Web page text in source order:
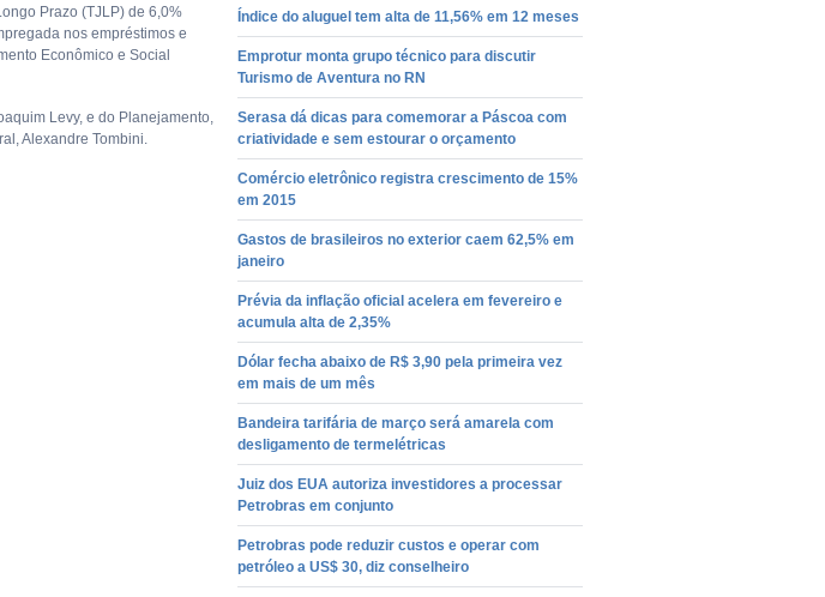
Índice do aluguel tem alta de 11,56% em 12 meses
Emprotur monta grupo técnico para discutir
Turismo de Aventura no RN
Serasa dá dicas para comemorar a Páscoa com
criatividade e sem estourar o orçamento
Comércio eletrônico registra crescimento de 15%
em 2015
Gastos de brasileiros no exterior caem 62,5% em
janeiro
Prévia da inflação oficial acelera em fevereiro e
acumula alta de 2,35%
Dólar fecha abaixo de R$ 3,90 pela primeira vez
em mais de um mês
Bandeira tarifária de março será amarela com
desligamento de termelétricas
Juiz dos EUA autoriza investidores a processar
Petrobras em conjunto
Petrobras pode reduzir custos e operar com
petróleo a US$ 30, diz conselheiro
Prazo (TJLP) de 6,0%
nos empréstimos e
Econômico e Social
Levy, e do Planejamento,
Alexandre Tombini.